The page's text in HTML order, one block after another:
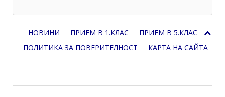
НОВИНИ ПРИЕМ В 1.КЛАС
ПРИЕМ В 5.КЛАС
ПОЛИТИКА ЗА ПОВЕРИТЕЛНОСТ
КАРТА НА САЙТА